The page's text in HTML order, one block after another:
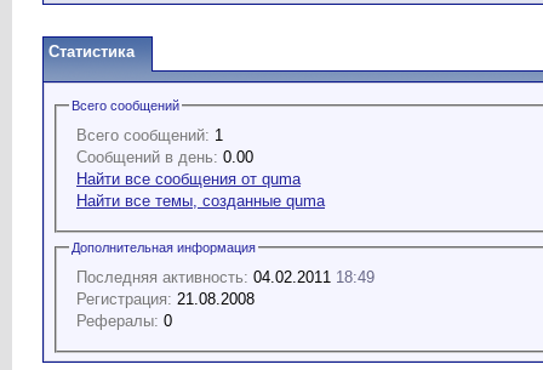
Статистика
Всего сообщений
Всего сообщений: 1
Сообщений в день: 0.00
Найти все сообщения от quma
Найти все темы, созданные quma
Дополнительная информация
Последняя активность: 04.02.2011 18:49
Регистрация: 21.08.2008
Рефералы: 0